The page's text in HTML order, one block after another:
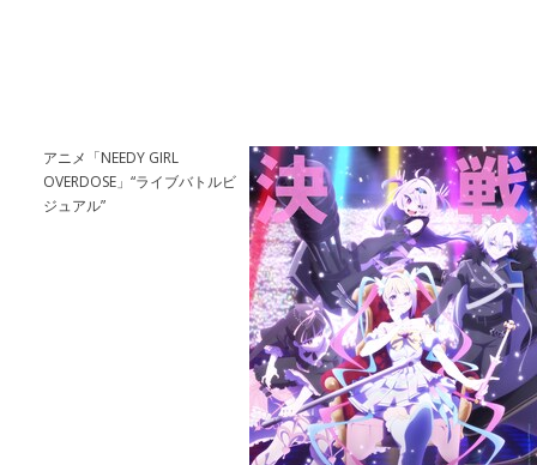
アニメ「NEEDY GIRL
OVERDOSE」“ライブバトルビ
ジュアル”